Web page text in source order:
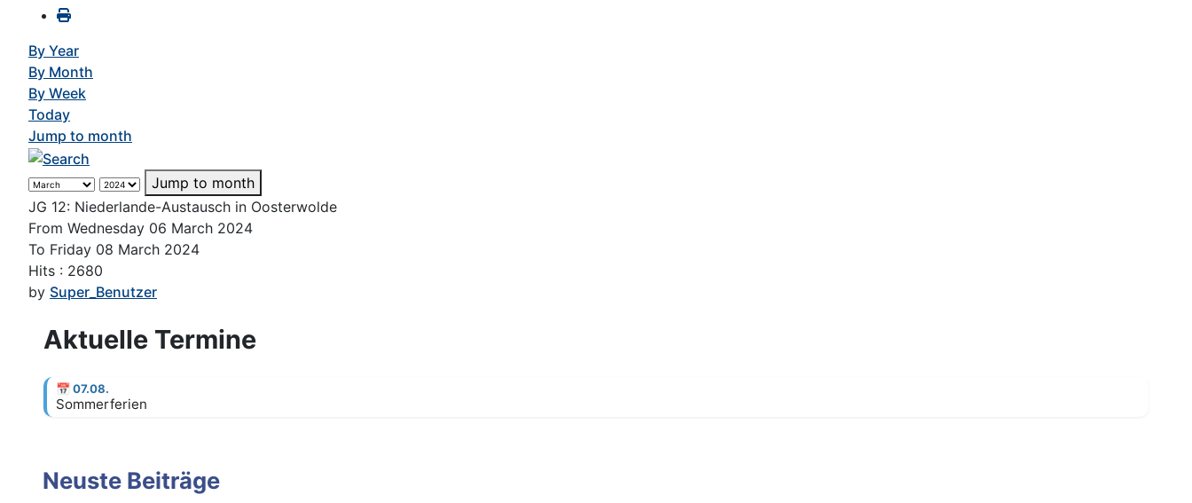
By Year
By Month
By Week
Today
Jump to month
Jump to month
JG 12: Niederlande-Austausch in Oosterwolde
From Wednesday 06 March 2024
To Friday 08 March 2024
Hits : 2680
by Super_Benutzer
Aktuelle Termine
📅 07.08.
Sommerferien
Neuste Beiträge